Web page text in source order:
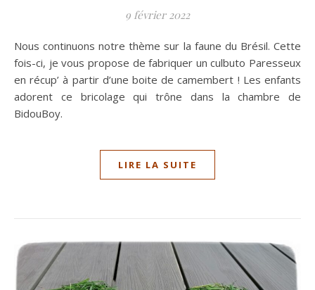
9 février 2022
Nous continuons notre thème sur la faune du Brésil. Cette
fois-ci, je vous propose de fabriquer un culbuto Paresseux
en récup’ à partir d’une boite de camembert ! Les enfants
adorent ce bricolage qui trône dans la chambre de
BidouBoy.
LIRE LA SUITE